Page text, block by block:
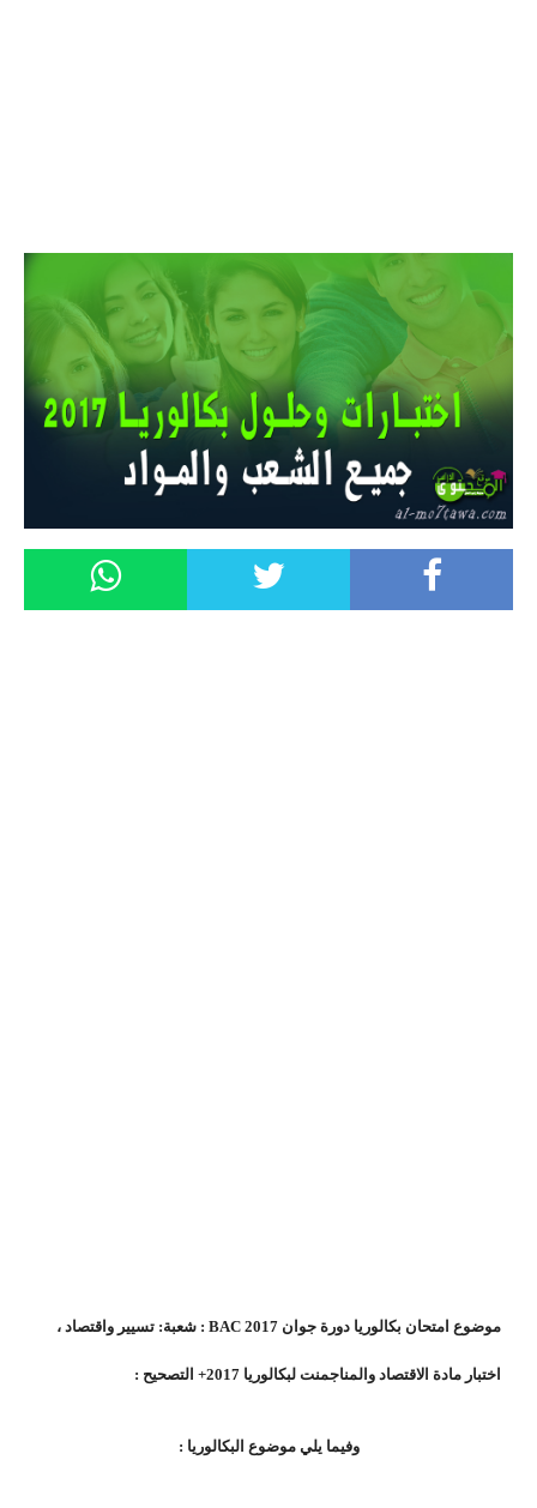
موضوع امتحان بكالوريا دورة جوان 2017 BAC : شعبة: تسيير واقتصاد ،
اختبار مادة الاقتصاد والمناجمنت لبكالوريا 2017+ التصحيح :
وفيما يلي موضوع البكالوريا :